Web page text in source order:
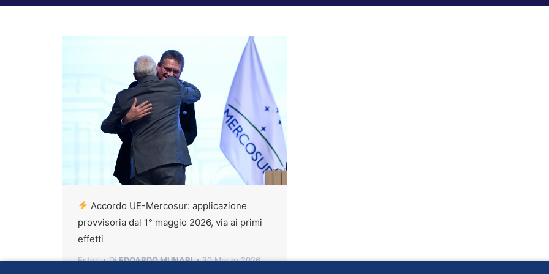
Accordo UE-Mercosur: applicazione
provvisoria dal 1° maggio 2026, via ai primi
effetti
Esteri DiEDOARDO MUNARI 30 Marzo 2026